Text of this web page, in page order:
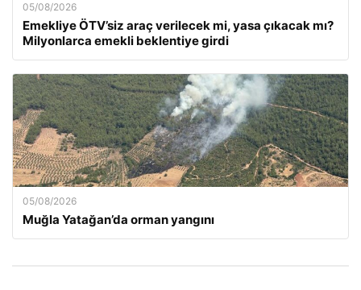
05/08/2026
Emekliye ÖTV’siz araç verilecek mi, yasa çıkacak mı?
Milyonlarca emekli beklentiye girdi
05/08/2026
Muğla Yatağan’da orman yangını